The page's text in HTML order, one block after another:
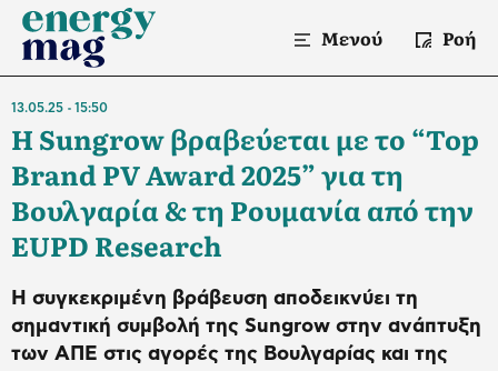
Μενού Ροή
13.05.25 15:50
Η Sungrow βραβεύεται με το “Top
Brand PV Award 2025” για τη
Βουλγαρία & τη Ρουμανία από την
EUPD Research
Η συγκεκριμένη βράβευση αποδεικνύει τη
σημαντική συμβολή της Sungrow στην ανάπτυξη
των ΑΠΕ στις αγορές της Βουλγαρίας και της